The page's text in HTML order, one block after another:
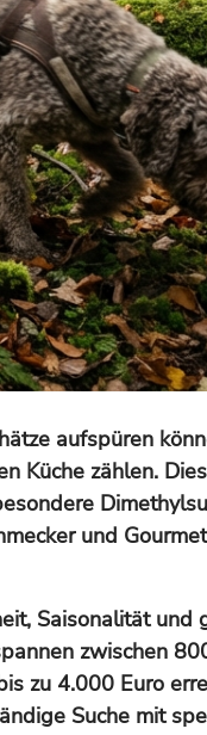
aufspüren
Küche zählen.
und
Saisonalität und
zwischen
zu 4.000 Euro
Suche mit